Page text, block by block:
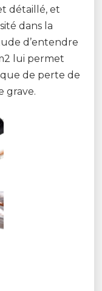
détaillé, et
dans la
d’entendre
lui permet
de perte de
grave.